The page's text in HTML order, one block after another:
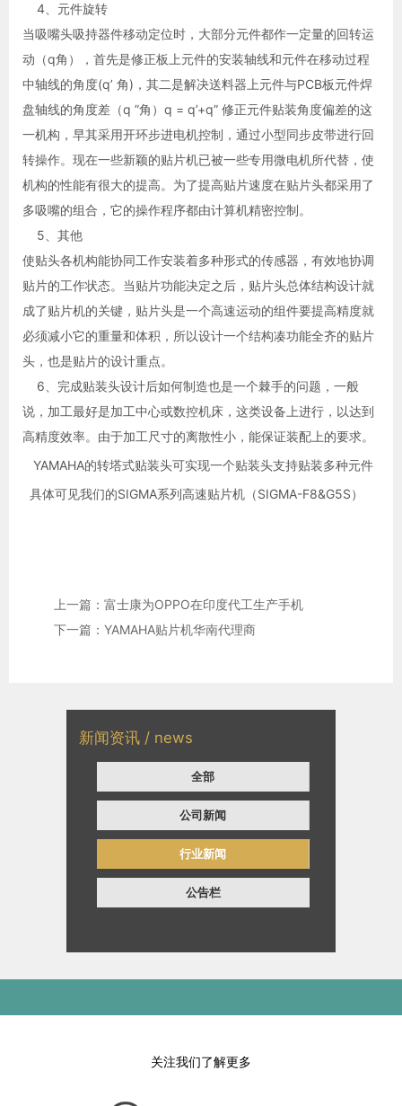
新闻资讯 / news
全部
公司新闻
行业新闻
公告栏
4、元件旋转
当吸嘴头吸持器件移动定位时，大部分元件都作一定量的回转运
动（q角），首先是修正板上元件的安装轴线和元件在移动过程
中轴线的角度(q’ 角)，其二是解决送料器上元件与PCB板元件焊
盘轴线的角度差（q ”角）q = q’+q” 修正元件贴装角度偏差的这
一机构，早其采用开环步进电机控制，通过小型同步皮带进行回
转操作。现在一些新颖的贴片机已被一些专用微电机所代替，使
机构的性能有很大的提高。为了提高贴片速度在贴片头都采用了
多吸嘴的组合，它的操作程序都由计算机精密控制。
5、其他
使贴头各机构能协同工作安装着多种形式的传感器，有效地协调
贴片的工作状态。当贴片功能决定之后，贴片头总体结构设计就
成了贴片机的关键，贴片头是一个高速运动的组件要提高精度就
必须减小它的重量和体积，所以设计一个结构凑功能全齐的贴片
头，也是贴片的设计重点。
6、完成贴装头设计后如何制造也是一个棘手的问题，一般
说，加工最好是加工中心或数控机床，这类设备上进行，以达到
高精度效率。由于加工尺寸的离散性小，能保证装配上的要求。
YAMAHA的转塔式贴装头可实现一个贴装头支持贴装多种元件
具体可见我们的SIGMA系列高速贴片机（SIGMA-F8&G5S）
上一篇：富士康为OPPO在印度代工生产手机
下一篇：YAMAHA贴片机华南代理商
关注我们了解更多